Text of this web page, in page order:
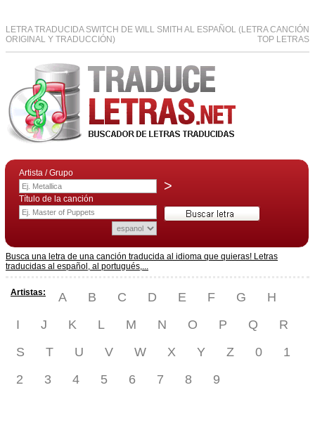
LETRA TRADUCIDA SWITCH DE WILL SMITH AL ESPAÑOL (LETRA CANCIÓN
ORIGINAL Y TRADUCCIÓN)
TOP LETRAS
Artista / Grupo
>
Título de la canción
Busca una letra de una canción traducida al idioma que quieras! Letras
traducidas al español, al portugués,...
Artistas: A B C D E F G
H
I
J K L M N O P Q
R
S
T U V W X Y Z 0
1
2
3 4 5 6 7 8 9